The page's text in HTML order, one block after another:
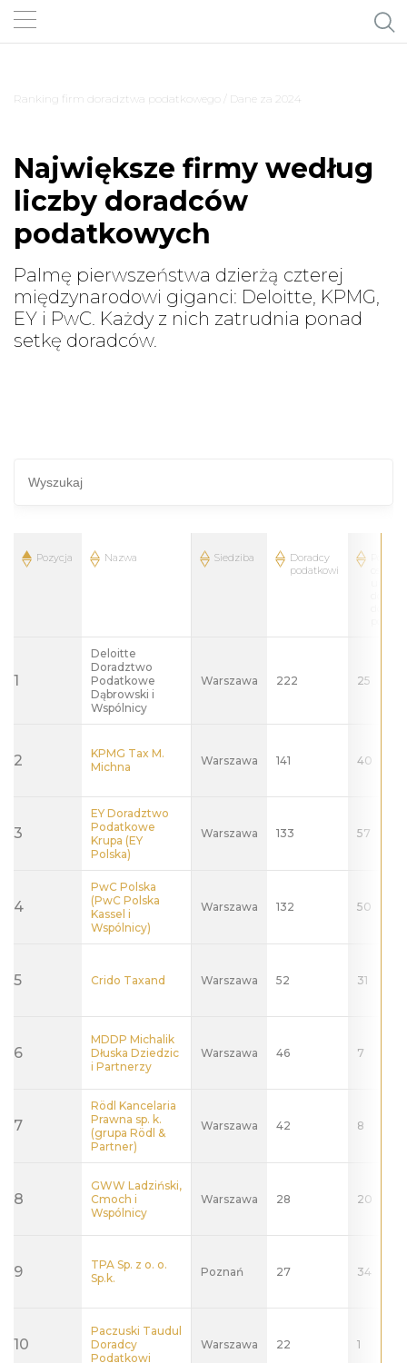
Ranking firm doradztwa podatkowego / Dane za 2024
Największe firmy według
liczby doradców
podatkowych
Palmę pierwszeństwa dzierżą czterej
międzynarodowi giganci: Deloitte, KPMG,
EY i PwC. Każdy z nich zatrudnia ponad
setkę doradców.